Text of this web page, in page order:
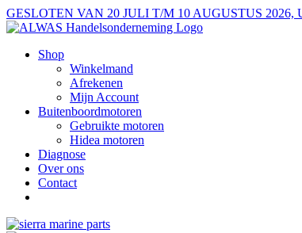
Ga
naar
GESLOTEN VAN 20 JULI T/M 10 AUGUSTUS
Shop
Winkelmand
Afrekenen
Mijn Account
Buitenboordmotoren
Gebruikte motoren
Hidea motoren
Diagnose
Over ons
Contact